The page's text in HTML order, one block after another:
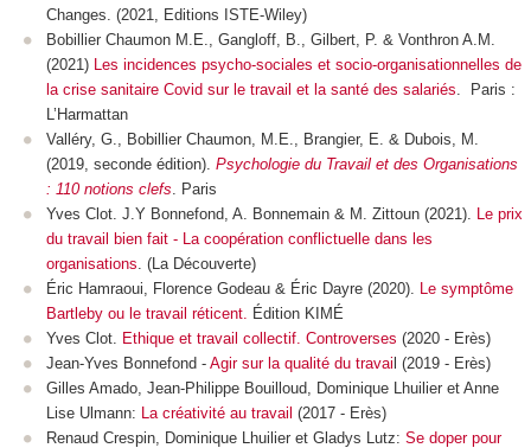
Changes. (2021, Editions ISTE-Wiley)
Bobillier Chaumon M.E., Gangloff, B., Gilbert, P. & Vonthron A.M.
(2021)
Les incidences psycho-sociales et socio-organisationnelles de
la crise sanitaire Covid sur le travail et la santé des salariés . Paris :
L’Harmattan
Valléry, G., Bobillier Chaumon, M.E., Brangier, E. & Dubois, M.
(2019, seconde édition). Psychologie du Travail et des Organisations
: 110 notions clefs . Paris
Yves Clot. J.Y Bonnefond, A. Bonnemain & M. Zittoun (2021).
Le prix
du travail bien fait - La coopération conflictuelle dans les
organisations . (La Découverte)
Éric Hamraoui, Florence Godeau & Éric Dayre (2020).
Le symptôme
Bartleby ou le travail réticent.
Édition KIMÉ
Yves Clot.
Ethique et travail collectif. Controverses (2020 - Erès)
Jean-Yves Bonnefond - Agir sur la qualité du travai l (2019 - Erès)
Gilles Amado, Jean-Philippe Bouilloud, Dominique Lhuilier et Anne
Lise Ulmann:
La créativité au travail (2017 - Erès)
Renaud Crespin, Dominique Lhuilier et Gladys Lutz: Se doper pour